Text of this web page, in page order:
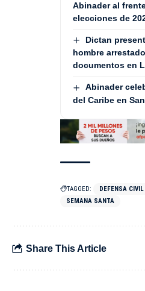
Abinader al
elecciones de
Dictan
hombre
documentos en
Abinader
del Caribe en
TAGGED: DEFENSA CIVIL
SEMANA SANTA
Share This Article